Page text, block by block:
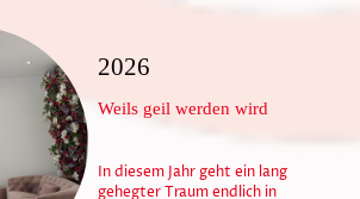
2026
Weils geil werden wird
In diesem Jahr geht ein lang
gehegter Traum endlich in